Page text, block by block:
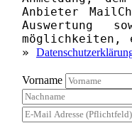
Anbieter
Aus­wertung
möglichkeiten,
»
Vorname